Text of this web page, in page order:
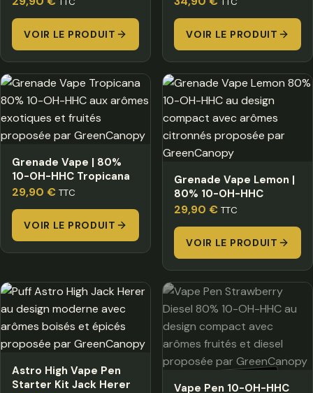
VOIR LE PRODUIT VOIR LE PRODUIT
Grenade Vape | 80%
10-OH-HHC Tropicana
29,90 € TTC
VOIR LE PRODUIT
Grenade Vape Lemon |
80% 10-OH-HHC
29,90 € TTC
VOIR LE PRODUIT
Astro High Vape Pen
Starter Kit Jack Herer
HORS STOCK
Vape Pen 10-OH-HHC